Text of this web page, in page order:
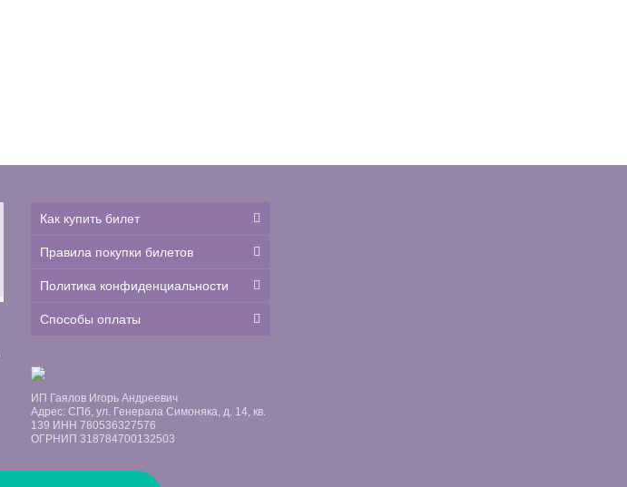
Как купить билет
Правила покупки билетов
Политика конфиденциальности
Способы оплаты
ИП Гаялов Игорь Андреевич
Адрес: СПб, ул. Генерала Симоняка, д. 14, кв.
139 ИНН 780536327576
ОГРНИП 318784700132503